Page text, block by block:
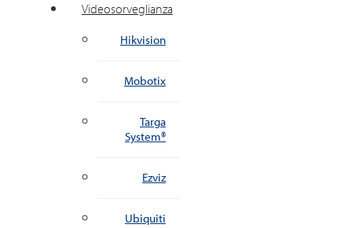
Videosorveglianza
Hikvision
Mobotix
Targa
System®
Ezviz
Ubiquiti